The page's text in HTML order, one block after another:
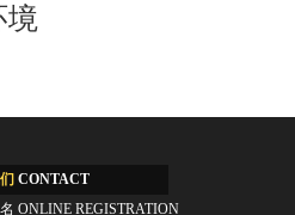
境
CONTACT
ONLINE REGISTRATION